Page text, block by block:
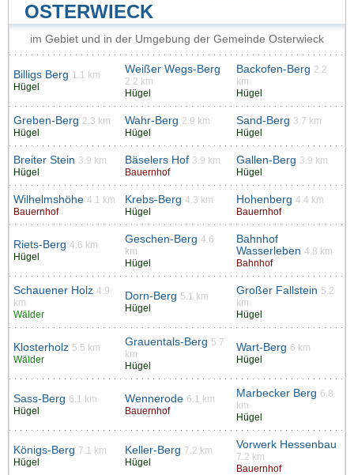
OSTERWIECK
im Gebiet und in der Umgebung der Gemeinde Osterwieck
Billigs Berg 1.1 km
Hügel
Weißer Wegs-Berg
2.2 km
Hügel
Backofen-Berg 2.2
km
Hügel
Greben-Berg 2.3 km
Hügel
Wahr-Berg 2.9 km
Hügel
Sand-Berg 3.7 km
Hügel
Breiter Stein 3.9 km
Hügel
Bäselers Hof 3.9 km
Bauernhof
Gallen-Berg 3.9 km
Hügel
Wilhelmshöhe 4.1 km
Bauernhof
Krebs-Berg 4.3 km
Hügel
Hohenberg 4.4 km
Bauernhof
Riets-Berg 4.6 km
Hügel
Geschen-Berg 4.6
km
Hügel
Bahnhof
Wasserleben 4.8 km
Bahnhof
Schauener Holz 4.9
km
Wälder
Dorn-Berg 5.1 km
Hügel
Großer Fallstein 5.2
km
Hügel
Klosterholz 5.5 km
Wälder
Grauentals-Berg 5.7
km
Hügel
Wart-Berg 6 km
Hügel
Sass-Berg 6.1 km
Hügel
Wennerode 6.1 km
Bauernhof
Marbecker Berg 6.8
km
Hügel
Königs-Berg 7.1 km
Hügel
Keller-Berg 7.2 km
Hügel
Vorwerk Hessenbau
7.2 km
Bauernhof